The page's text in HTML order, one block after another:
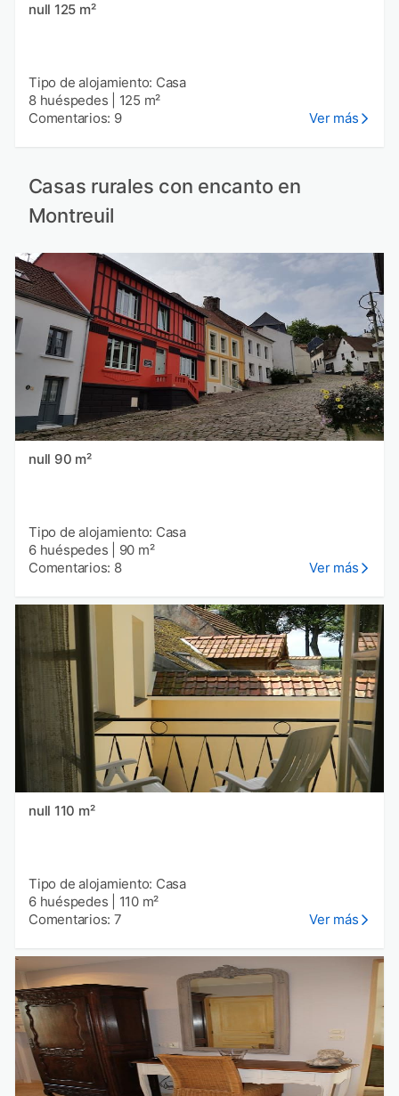
null 125 m²
Tipo de alojamiento: Casa
8 huéspedes
125 m²
Comentarios: 9
Ver más
Casas rurales con encanto en
Montreuil
null 90 m²
Tipo de alojamiento: Casa
6 huéspedes
90 m²
Comentarios: 8
Ver más
null 110 m²
Tipo de alojamiento: Casa
6 huéspedes
110 m²
Comentarios: 7
Ver más